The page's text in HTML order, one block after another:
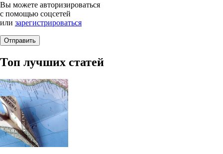
Вы можете авторизироваться
с помощью соцсетей
или зарегистрироваться
Топ лучших статей